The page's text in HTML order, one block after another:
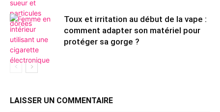
Toux et irritation au début de la vape :
comment adapter son matériel pour
protéger sa gorge ?
LAISSER UN COMMENTAIRE